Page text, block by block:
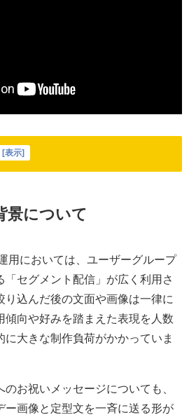
表示
景について
用においては、ユーザーグループ
「セグメント配信」が広く利用さ
り込んだ後の文面や画像は一律に
傾向や好みを踏まえた表現を人数
大きな制作負荷がかかっていま
お祝いメッセージについても、
ー画像と定型文を一斉に送る形が